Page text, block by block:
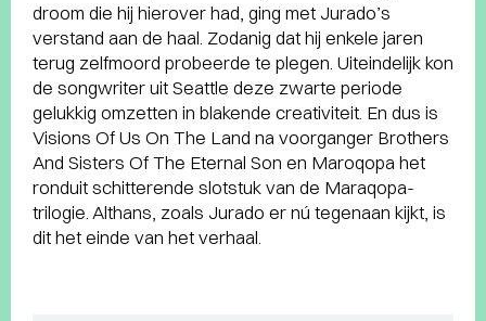
droom die hij hierover had, ging met Jurado’s
verstand aan de haal. Zodanig dat hij enkele jaren
terug zelfmoord probeerde te plegen. Uiteindelijk kon
de songwriter uit Seattle deze zwarte periode
gelukkig omzetten in blakende creativiteit. En dus is
Visions Of Us On The Land na voorganger Brothers
And Sisters Of The Eternal Son en Maroqopa het
ronduit schitterende slotstuk van de Maraqopa-
trilogie. Althans, zoals Jurado er nú tegenaan kijkt, is
dit het einde van het verhaal.